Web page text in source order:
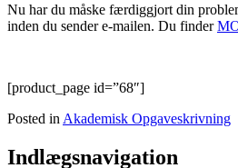
Nu har du måske færdiggjort din
inden du sender e-mailen. Du finder
[product_page id=”68″]
Posted in Akademisk Opgaveskrivning
Indlægsnavigation